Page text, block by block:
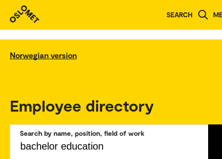
SEARCH
Norwegian version
Employee directory
Search by name, position, field of work